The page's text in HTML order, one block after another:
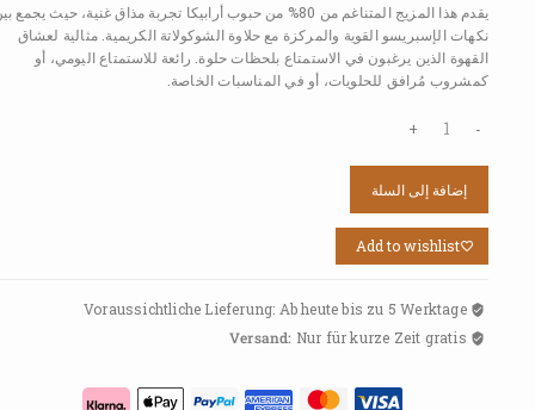
يقدم هذا المزيج المتناغم من 80% من حبوب أرابيكا تجربة مذاق غنية، حيث يجمع
نكهات الإسبريسو القوية والمركزة مع حلاوة الشوكولاتة الكريمية. مثالية لعشاق
القهوة الذين يرغبون في الاستمتاع بلحظات حلوة. رائعة للاستمتاع اليومي، أو
كمشروب مُرافق للحلويات، أو في المناسبات الخاصة.
إضافة إلى السلة
Add to wishlist
Voraussichtliche Lieferung: Ab heute bis zu 5 Werktage
Versand: Nur für kurze Zeit gratis